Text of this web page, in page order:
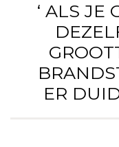
‘ ALS JE
ER